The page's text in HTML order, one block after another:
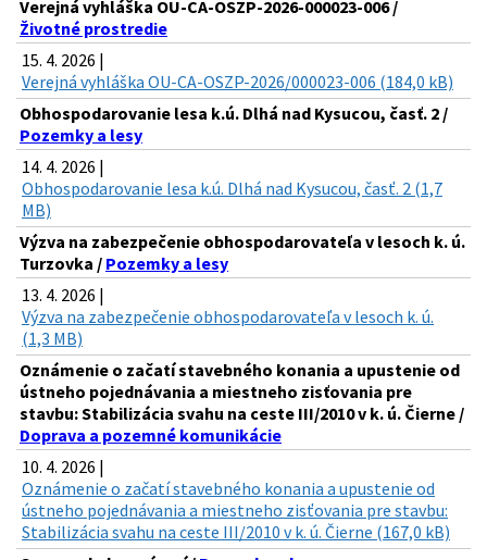
Verejná vyhláška OU-CA-OSZP-2026-000023-006 /
Životné prostredie
15. 4. 2026 |
Verejná vyhláška OU-CA-OSZP-2026/000023-006 (184,0 kB)
Obhospodarovanie lesa k.ú. Dlhá nad Kysucou, časť. 2 /
Pozemky a lesy
14. 4. 2026 |
Obhospodarovanie lesa k.ú. Dlhá nad Kysucou, časť. 2 (1,7
MB)
Výzva na zabezpečenie obhospodarovateľa v lesoch k. ú.
Turzovka / Pozemky a lesy
13. 4. 2026 |
Výzva na zabezpečenie obhospodarovateľa v lesoch k. ú.
(1,3 MB)
Oznámenie o začatí stavebného konania a upustenie od
ústneho pojednávania a miestneho zisťovania pre
stavbu: Stabilizácia svahu na ceste III/2010 v k. ú. Čierne /
Doprava a pozemné komunikácie
10. 4. 2026 |
Oznámenie o začatí stavebného konania a upustenie od
ústneho pojednávania a miestneho zisťovania pre stavbu:
Stabilizácia svahu na ceste III/2010 v k. ú. Čierne (167,0 kB)